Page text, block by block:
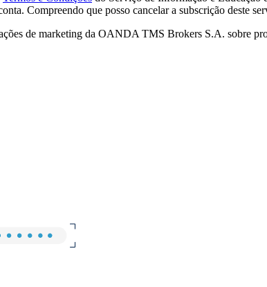
Compreendo que posso cancelar a subscrição deste
de marketing da OANDA TMS Brokers S.A. sobre